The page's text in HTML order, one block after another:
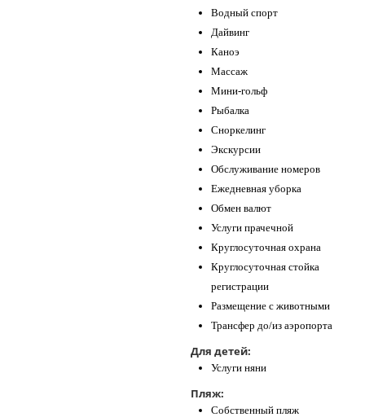
Водный спорт
Дайвинг
Каноэ
Массаж
Мини-гольф
Рыбалка
Сноркелинг
Экскурсии
Обслуживание номеров
Ежедневная уборка
Обмен валют
Услуги прачечной
Круглосуточная охрана
Круглосуточная стойка
регистрации
Размещение с животными
Трансфер до/из аэропорта
Для детей:
Услуги няни
Пляж:
Собственный пляж